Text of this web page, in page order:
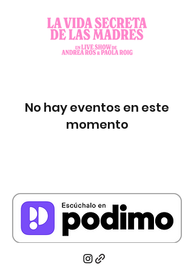
No hay eventos en este
momento